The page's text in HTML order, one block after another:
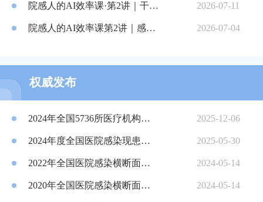
院感人的AI效率课·第2讲｜干货整理 2026-07-11
院感人的AI效率课第2讲｜感控知新 2026-07-04
权威发布
2024年全国5736所医疗机构医院感染横断面调查分析 2025-12-06
2024年度全国医院感染现患率调查（第十二次）报告课件 2025-05-30
2022年全国医院感染横断面调查总结 2024-05-14
2020年全国医院感染横断面调查总结 2024-05-14